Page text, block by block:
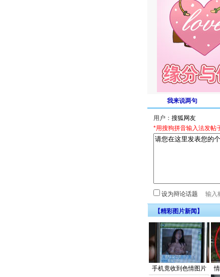
我来说两句
用户：
*用搜狗拼音输入法发帖
设为辩论话题
【精彩图片新闻】
手机竟收到色情图片